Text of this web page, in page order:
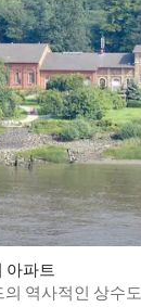
아파트
역사적인 상수도